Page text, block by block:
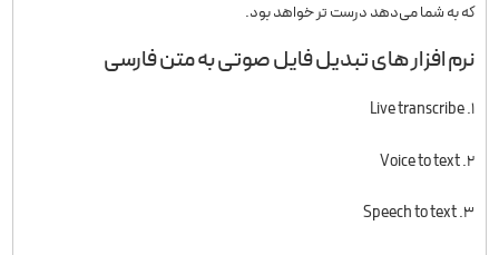
که به شما می‌دهد درست تر خواهد بود.
نرم افزار های تبدیل فایل صوتی به متن فارسی
۱. Live transcribe
۲. Voice to text
۳. Speech to text